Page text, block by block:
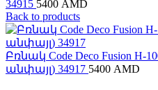
34915 5400 AMD
Back to products
Բռնակ Code Deco Fusion H-
անփայլ) 34917 5400 AMD